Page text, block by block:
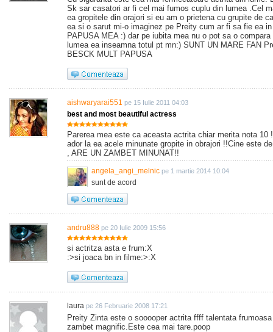
Sk sar casatori ar fi cel mai fumos cuplu din lumea .Cel
ea gropitele din orajori si eu am o prietena cu grupite de
ea si o sarut mi-o imaginez pe Preity cum ar fi sa fie ea
PAPUSA MEA :) dar pe iubita mea nu o pot sa o
lumea ea inseamna totul pt mn:) SUNT UN MARE FAN
BESCK MULT PAPUSA
aishwaryarai551 pe 15 Iulie 2011 04:03
best and most beautiful actress
Parerea mea este ca aceasta actrita chiar merita nota 10
ador la ea acele minunate gropite in obrajori !!Cine este
, ARE UN ZAMBET MINUNAT!!
angela_angi_melnic pe 1 martie 2014 10:04
sunt de acord
andru888 pe 20 Iulie 2009 15:56
si actritza asta e frum:X
:>si joaca bn in filme:>:X
laura pe 26 Februarie 2008 17:21
Preity Zinta este o sooooper actrita ffff talentata
zambet magnific.Este cea mai tare.poop